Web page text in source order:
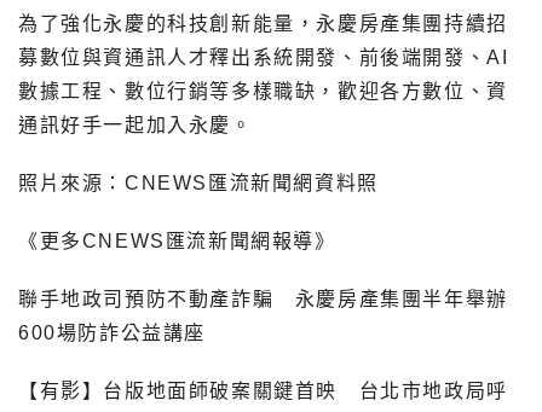
為了強化永慶的科技創新能量，永慶房產集團持續招
募數位與資通訊人才釋出系統開發、前後端開發、AI
數據工程、數位行銷等多樣職缺，歡迎各方數位、資
通訊好手一起加入永慶。
照片來源：CNEWS匯流新聞網資料照
《更多CNEWS匯流新聞網報導》
聯手地政司預防不動產詐騙 永慶房產集團半年舉辦
600場防詐公益講座
【有影】台版地面師破案關鍵首映 台北市地政局呼